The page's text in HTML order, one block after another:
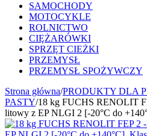
SAMOCHODY
MOTOCYKLE
ROLNICTWO
CIĘŻARÓWKI
SPRZĘT CIEŻKI
PRZEMYSŁ
PRZEMYSŁ SPOŻYWCZY
Strona główna/PRODUKTY DLA
PASTY/18 kg FUCHS RENOLIT
litowy z EP NLGI 2 [-20°C do